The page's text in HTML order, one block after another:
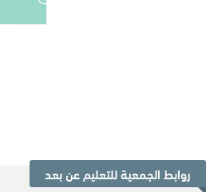
روابط الجمعية للتعليم عن بعد